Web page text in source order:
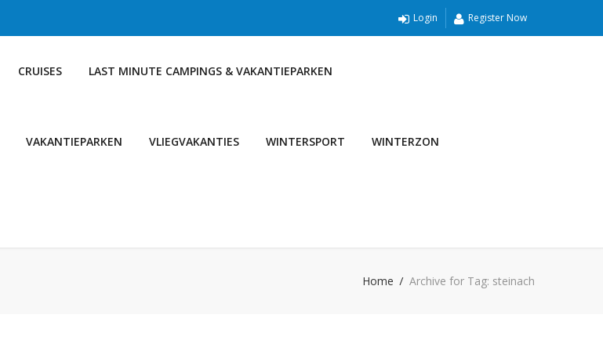
Login Register Now
CRUISES LAST MINUTE CAMPINGS & VAKANTIEPARKEN
VAKANTIEPARKEN VLIEGVAKANTIES WINTERSPORT WINTERZON
Home Archive for Tag: steinach